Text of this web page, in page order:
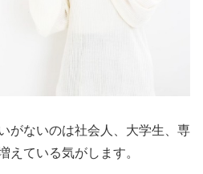
がないのは社会人、大学生、専
えている気がします。